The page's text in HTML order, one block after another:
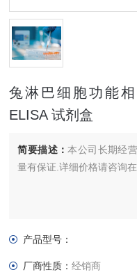
兔淋巴细胞功能相
ELISA 试剂盒
简要描述：本公司长期经
量有保证.详细价格请咨询
产品型号：
厂商性质：经销商